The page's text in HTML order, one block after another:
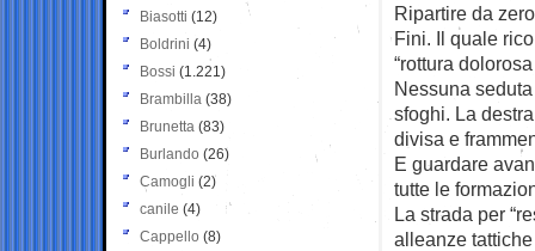
Ripartire da
Fini. Il quale
“rottura
Nessuna
sfoghi. La
divisa e
E guardare
tutte le
La strada per
alleanze
Biasotti (12)
Boldrini (4)
Bossi (1.221)
Brambilla (38)
Brunetta (83)
Burlando (26)
Camogli (2)
canile (4)
Cappello (8)